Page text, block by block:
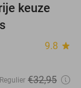
15%
keuze
9.8 star
Regulier €32,95